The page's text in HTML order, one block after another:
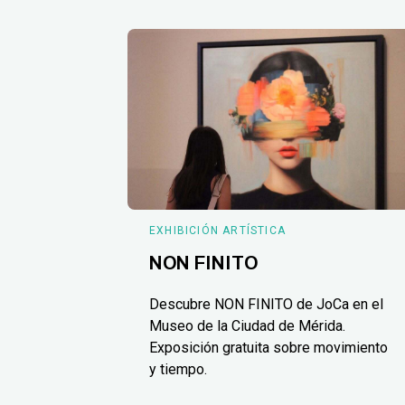
EXHIBICIÓN ARTÍSTICA
NON FINITO
Descubre NON FINITO de JoCa en el
Museo de la Ciudad de Mérida.
Exposición gratuita sobre movimiento
y tiempo.